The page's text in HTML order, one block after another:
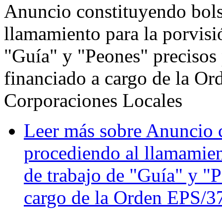
Anuncio constituyendo
llamamiento para la
"Guía" y "Peones"
financiado a cargo de la
Corporaciones Locales
Leer más sobre Anuncio
procediendo al
de trabajo de "Guía" y
cargo de la Orden EPS/